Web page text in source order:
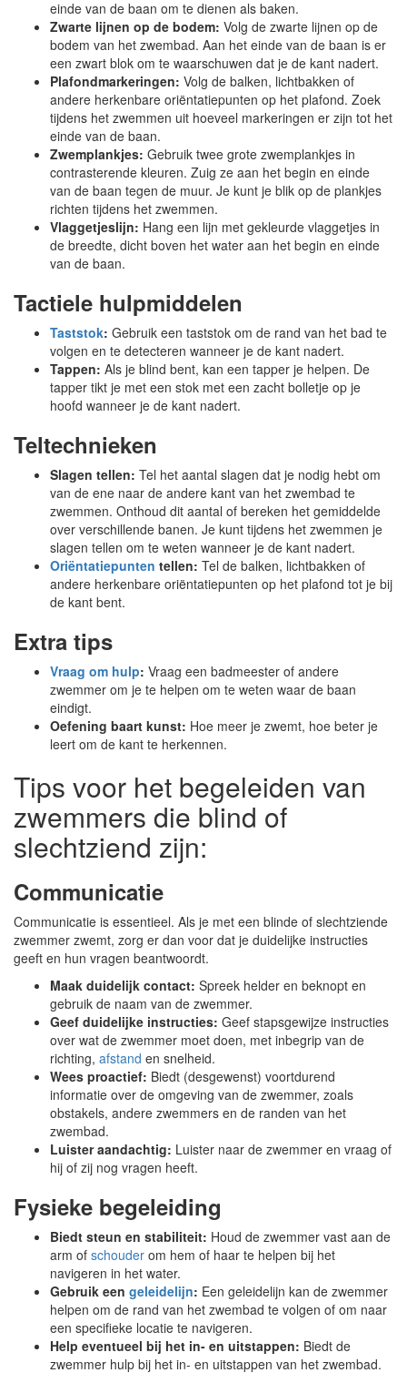
einde van de baan om te dienen als baken.
Zwarte lijnen op de bodem: Volg de zwarte lijnen op de
bodem van het zwembad. Aan het einde van de baan is er
een zwart blok om te waarschuwen dat je de kant nadert.
Plafondmarkeringen: Volg de balken, lichtbakken of
andere herkenbare oriëntatiepunten op het plafond. Zoek
tijdens het zwemmen uit hoeveel markeringen er zijn tot het
einde van de baan.
Zwemplankjes: Gebruik twee grote zwemplankjes in
contrasterende kleuren. Zuig ze aan het begin en einde
van de baan tegen de muur. Je kunt je blik op de plankjes
richten tijdens het zwemmen.
Vlaggetjeslijn: Hang een lijn met gekleurde vlaggetjes in
de breedte, dicht boven het water aan het begin en einde
van de baan.
Tactiele hulpmiddelen
Taststok: Gebruik een taststok om de rand van het bad te
volgen en te detecteren wanneer je de kant nadert.
Tappen: Als je blind bent, kan een tapper je helpen. De
tapper tikt je met een stok met een zacht bolletje op je
hoofd wanneer je de kant nadert.
Teltechnieken
Slagen tellen: Tel het aantal slagen dat je nodig hebt om
van de ene naar de andere kant van het zwembad te
zwemmen. Onthoud dit aantal of bereken het gemiddelde
over verschillende banen. Je kunt tijdens het zwemmen je
slagen tellen om te weten wanneer je de kant nadert.
Oriëntatiepunten tellen: Tel de balken, lichtbakken of
andere herkenbare oriëntatiepunten op het plafond tot je bij
de kant bent.
Extra tips
Vraag om hulp: Vraag een badmeester of andere
zwemmer om je te helpen om te weten waar de baan
eindigt.
Oefening baart kunst: Hoe meer je zwemt, hoe beter je
leert om de kant te herkennen.
Tips voor het begeleiden van
zwemmers die blind of
slechtziend zijn:
Communicatie
Communicatie is essentieel. Als je met een blinde of slechtziende
zwemmer zwemt, zorg er dan voor dat je duidelijke instructies
geeft en hun vragen beantwoordt.
Maak duidelijk contact: Spreek helder en beknopt en
gebruik de naam van de zwemmer.
Geef duidelijke instructies: Geef stapsgewijze instructies
over wat de zwemmer moet doen, met inbegrip van de
richting, afstand en snelheid.
Wees proactief: Biedt (desgewenst) voortdurend
informatie over de omgeving van de zwemmer, zoals
obstakels, andere zwemmers en de randen van het
zwembad.
Luister aandachtig: Luister naar de zwemmer en vraag of
hij of zij nog vragen heeft.
Fysieke begeleiding
Biedt steun en stabiliteit: Houd de zwemmer vast aan de
arm of schouder om hem of haar te helpen bij het
navigeren in het water.
Gebruik een geleidelijn: Een geleidelijn kan de zwemmer
helpen om de rand van het zwembad te volgen of om naar
een specifieke locatie te navigeren.
Help eventueel bij het in- en uitstappen: Biedt de
zwemmer hulp bij het in- en uitstappen van het zwembad.